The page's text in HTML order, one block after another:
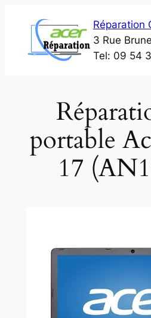
contenu
Réparation
3 Rue
Tel: 09 54
portable
17